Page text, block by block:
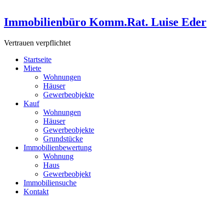
Immobilienbüro Komm.Rat. Luise Eder
Vertrauen verpflichtet
Startseite
Miete
Wohnungen
Häuser
Gewerbeobjekte
Kauf
Wohnungen
Häuser
Gewerbeobjekte
Grundstücke
Immobilienbewertung
Wohnung
Haus
Gewerbeobjekt
Immobiliensuche
Kontakt